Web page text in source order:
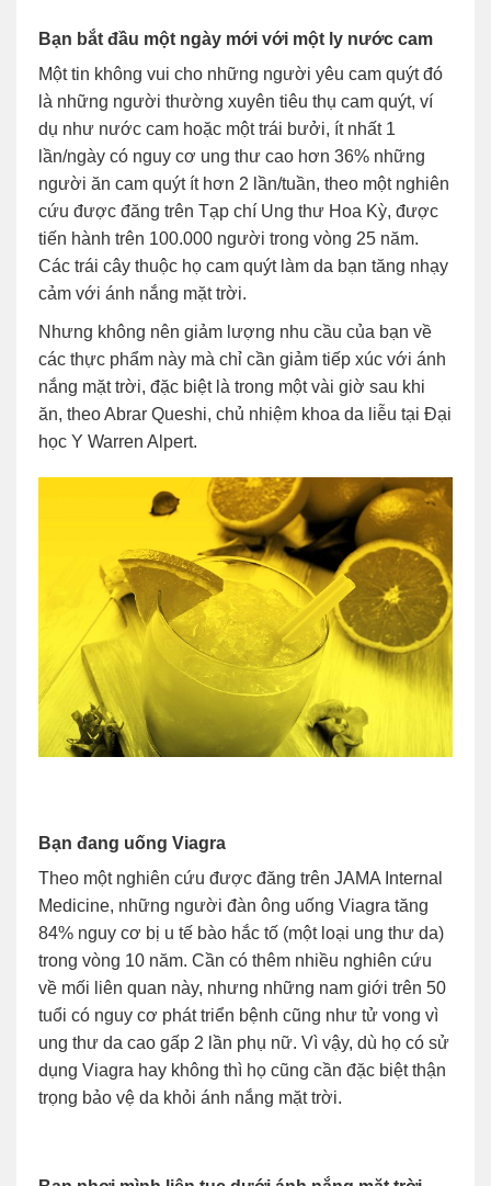
Bạn bắt đầu một ngày mới với một ly nước cam
Một tin không vui cho những người yêu cam quýt đó
là những người thường xuyên tiêu thụ cam quýt, ví
dụ như nước cam hoặc một trái bưởi, ít nhất 1
lần/ngày có nguy cơ ung thư cao hơn 36% những
người ăn cam quýt ít hơn 2 lần/tuần, theo một nghiên
cứu được đăng trên Tạp chí Ung thư Hoa Kỳ, được
tiến hành trên 100.000 người trong vòng 25 năm.
Các trái cây thuộc họ cam quýt làm da bạn tăng nhạy
cảm với ánh nắng mặt trời.
Nhưng không nên giảm lượng nhu cầu của bạn về
các thực phẩm này mà chỉ cần giảm tiếp xúc với ánh
nắng mặt trời, đặc biệt là trong một vài giờ sau khi
ăn, theo Abrar Queshi, chủ nhiệm khoa da liễu tại Đại
học Y Warren Alpert.
Bạn đang uống Viagra
Theo một nghiên cứu được đăng trên JAMA Internal
Medicine, những người đàn ông uống Viagra tăng
84% nguy cơ bị u tế bào hắc tố (một loại ung thư da)
trong vòng 10 năm. Cần có thêm nhiều nghiên cứu
về mối liên quan này, nhưng những nam giới trên 50
tuổi có nguy cơ phát triển bệnh cũng như tử vong vì
ung thư da cao gấp 2 lần phụ nữ. Vì vậy, dù họ có sử
dụng Viagra hay không thì họ cũng cần đặc biệt thận
trọng bảo vệ da khỏi ánh nắng mặt trời.